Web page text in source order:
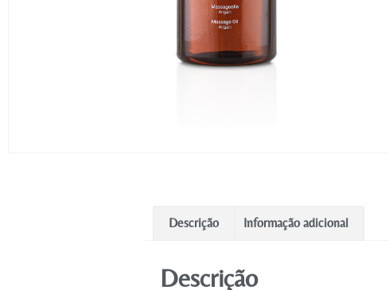
Descrição Informação adicional
Descrição